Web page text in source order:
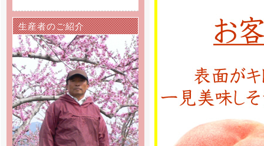
生産者のご紹介